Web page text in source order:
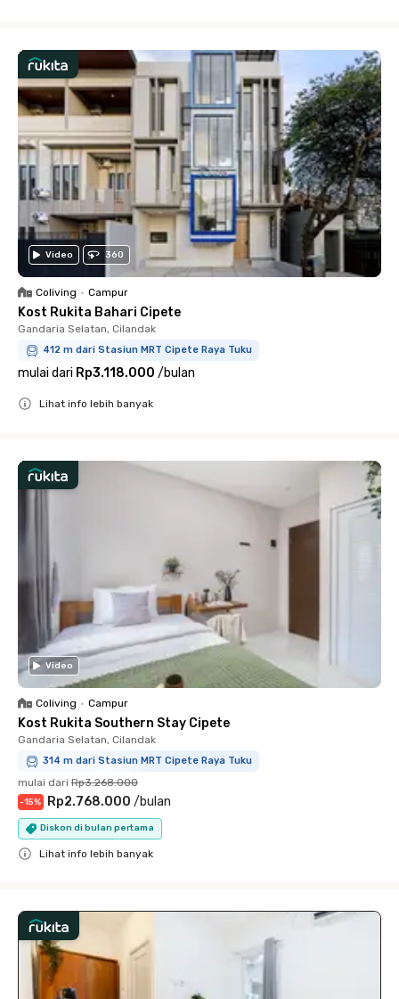
Video 360
Coliving • Campur
Kost Rukita Bahari Cipete
Gandaria Selatan, Cilandak
412 m dari Stasiun MRT Cipete Raya Tuku
mulai dari Rp3.118.000 /bulan
Lihat info lebih banyak
Video
Coliving • Campur
Kost Rukita Southern Stay Cipete
Gandaria Selatan, Cilandak
314 m dari Stasiun MRT Cipete Raya Tuku
mulai dari Rp3.268.000
-15% Rp2.768.000 /bulan
Diskon di bulan pertama
Lihat info lebih banyak